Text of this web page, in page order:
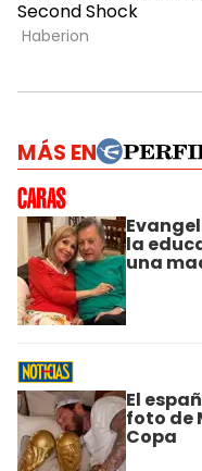
MÁS EN
la
una
El
foto de
Copa